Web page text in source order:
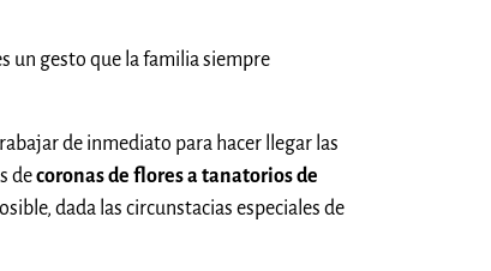
un gesto que la familia siempre
de inmediato para hacer llegar las
decoronas de flores a tanatorios de
dada las circunstacias especiales de